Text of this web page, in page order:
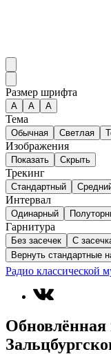
Размер шрифта
А A A
Тема
Обычная Светлая
Изображения
Показать Скрыть
Трекинг
Стандартный
Интервал
Одинарный
Гарнитура
Без засечек
С
Вернуть стандартные
Радио классической
Обновлённая